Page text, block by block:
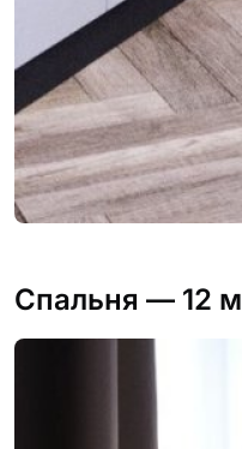
Спальня — 12 м